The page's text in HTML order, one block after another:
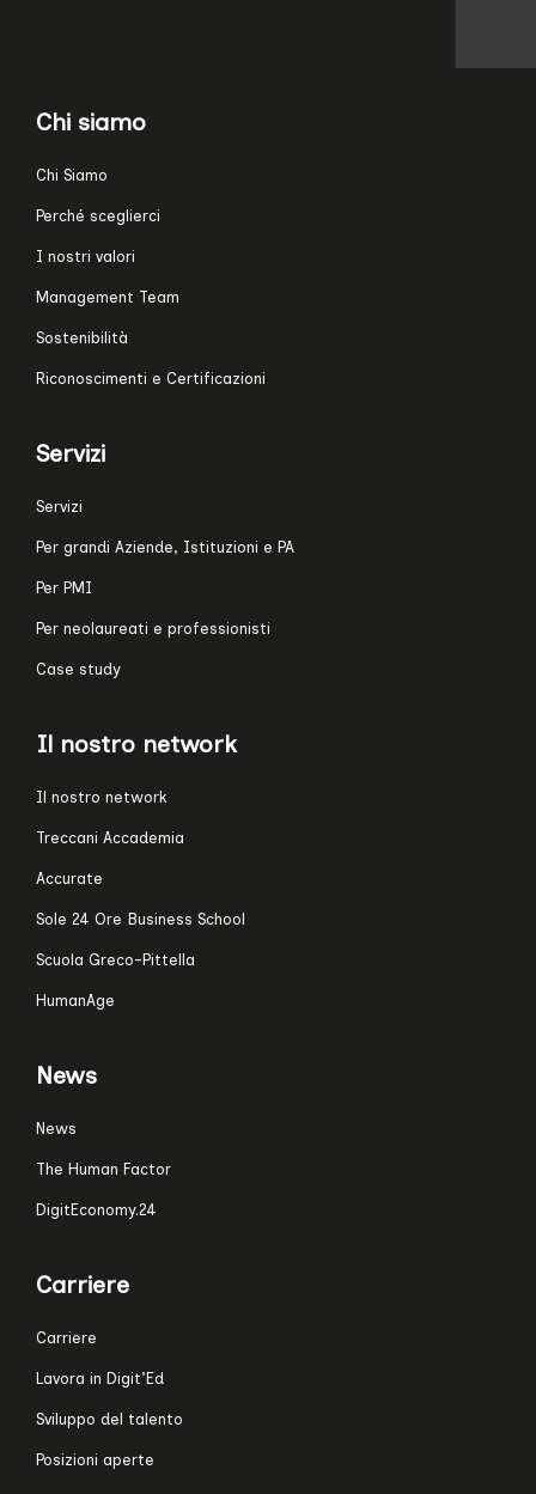
Chi siamo
Chi Siamo
Perché sceglierci
I nostri valori
Management Team
Sostenibilità
Riconoscimenti e Certificazioni
Servizi
Servizi
Per grandi Aziende, Istituzioni e PA
Per PMI
Per neolaureati e professionisti
Case study
Il nostro network
Il nostro network
Treccani Accademia
Accurate
Sole 24 Ore Business School
Scuola Greco-Pittella
HumanAge
News
News
The Human Factor
DigitEconomy.24
Carriere
Carriere
Lavora in Digit’Ed
Sviluppo del talento
Posizioni aperte